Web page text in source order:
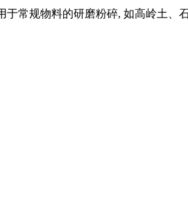
常规物料的研磨粉碎, 如高岭土